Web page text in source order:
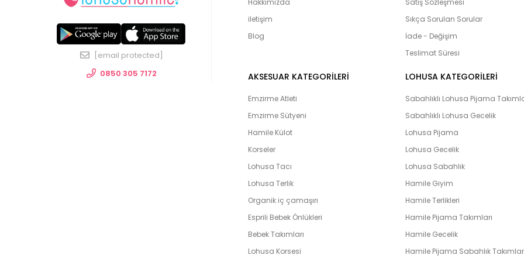
olduğumuz bebek setlerimiz
çıkış setlerini yaptıran ve
bulunmaktadır. Lohusahamile
vermeye çalışmaktadır. Kapıda
hamile olarak en hızlı bir şekilde
[email protected]
0850 305 7172
Hakkımızda
iletişim
Blog
Satış Sözleşmesi
Sıkça Sorulan Sorular
İade - Değişim
Teslimat Süresi
AKSESUAR KATEGORİLERİ
Emzirme Atleti
Emzirme Sütyeni
Hamile Külot
Korseler
Lohusa Tacı
Lohusa Terlik
Organik iç çamaşırı
Esprili Bebek Önlükleri
Bebek Takımları
Lohusa Korsesi
LOHUSA KATEGORİLERİ
Sabahlıklı Lohusa Pijama
Sabahlıklı Lohusa Gecelik
Lohusa Pijama
Lohusa Gecelik
Lohusa Sabahlık
Hamile Giyim
Hamile Terlikleri
Hamile Pijama Takımları
Hamile Gecelik
Hamile Pijama Sabahlık